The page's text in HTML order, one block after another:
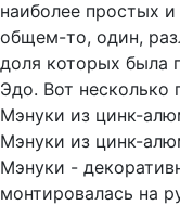
наиболее простых
общем-то, один,
доля которых была
Эдо. Вот несколько
Мэнуки из цинк-
Мэнуки из цинк-
Мэнуки -
монтировалась на